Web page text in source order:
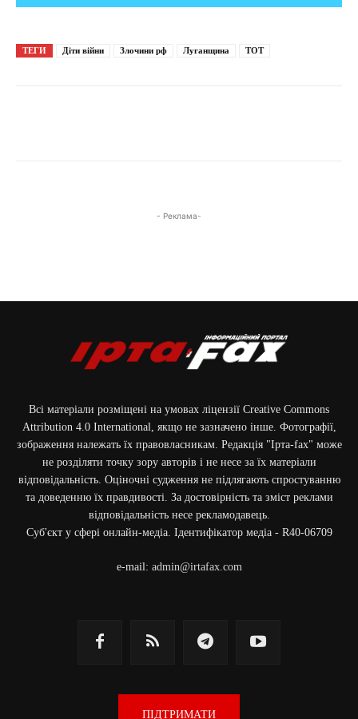
ТЕГИ Діти війни Злочини рф Луганщина ТОТ
- Реклама-
Всі матеріали розміщені на умовах ліцензії Creative Commons
Attribution 4.0 International, якщо не зазначено інше. Фотографії,
зображення належать їх правовласникам. Редакція "Ірта-fax" може
не розділяти точку зору авторів і не несе за їх матеріали
відповідальність. Оціночні судження не підлягають спростуванню
та доведенню їх правдивості. За достовірність та зміст реклами
відповідальність несе рекламодавець.
Cуб'єкт у сфері онлайн-медіа. Ідентифікатор медіа - R40-06709
e-mail: admin@irtafax.com
ПІДТРИМАТИ